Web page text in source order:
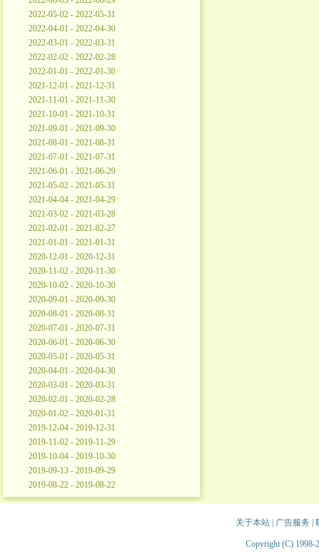
2022-05-02 - 2022-05-31
2022-04-01 - 2022-04-30
2022-03-01 - 2022-03-31
2022-02-02 - 2022-02-28
2022-01-01 - 2022-01-30
2021-12-01 - 2021-12-31
2021-11-01 - 2021-11-30
2021-10-01 - 2021-10-31
2021-09-01 - 2021-09-30
2021-08-01 - 2021-08-31
2021-07-01 - 2021-07-31
2021-06-01 - 2021-06-29
2021-05-02 - 2021-05-31
2021-04-04 - 2021-04-29
2021-03-02 - 2021-03-28
2021-02-01 - 2021-02-27
2021-01-01 - 2021-01-31
2020-12-01 - 2020-12-31
2020-11-02 - 2020-11-30
2020-10-02 - 2020-10-30
2020-09-01 - 2020-09-30
2020-08-01 - 2020-08-31
2020-07-01 - 2020-07-31
2020-06-01 - 2020-06-30
2020-05-01 - 2020-05-31
2020-04-01 - 2020-04-30
2020-03-01 - 2020-03-31
2020-02-01 - 2020-02-28
2020-01-02 - 2020-01-31
2019-12-04 - 2019-12-31
2019-11-02 - 2019-11-29
2019-10-04 - 2019-10-30
2019-09-13 - 2019-09-29
2019-08-22 - 2019-08-22
关于本站| 广告服务
Copyright (C) 1998-